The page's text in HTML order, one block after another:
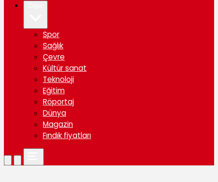
Spor
Sağlık
Çevre
Kültür sanat
Teknoloji
Eğitim
Röportaj
Dünya
Magazin
Fındık fiyatları